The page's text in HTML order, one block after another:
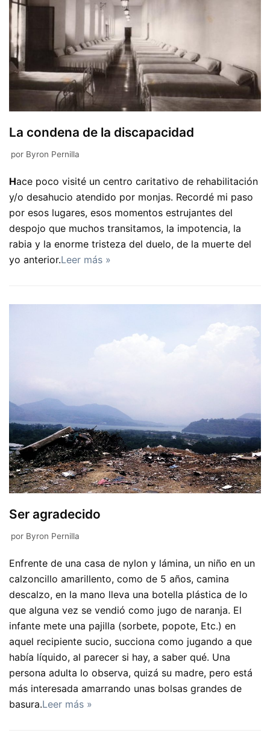
La condena de la discapacidad
por Byron Pernilla
Hace poco visité un centro caritativo de rehabilitación
y/o desahucio atendido por monjas. Recordé mi paso
por esos lugares, esos momentos estrujantes del
despojo que muchos transitamos, la impotencia, la
rabia y la enorme tristeza del duelo, de la muerte del
yo anterior.Leer más »
Ser agradecido
por Byron Pernilla
Enfrente de una casa de nylon y lámina, un niño en un
calzoncillo amarillento, como de 5 años, camina
descalzo, en la mano lleva una botella plástica de lo
que alguna vez se vendió como jugo de naranja. El
infante mete una pajilla (sorbete, popote, Etc.) en
aquel recipiente sucio, succiona como jugando a que
había líquido, al parecer si hay, a saber qué. Una
persona adulta lo observa, quizá su madre, pero está
más interesada amarrando unas bolsas grandes de
basura.Leer más »